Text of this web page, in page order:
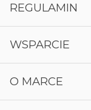
REGULAMIN
WSPARCIE
O MARCE